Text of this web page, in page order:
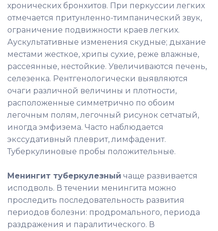
хронических бронхитов. При перкуссии легких
отмечается притунленно-тимпанический звук,
ограничение подвижности краев легких.
Аускультативные изменения скудные; дыхание
местами жесткое, хрипы сухие, реже влажные,
рассеянные, нестойкие. Увеличиваются печень,
селезенка. Рентгенологически выявляются
очаги различной величины и плотности,
расположенные симметрично по обоим
легочным полям, легочный рисунок сетчатый,
иногда эмфизема. Часто наблюдается
экссудативный плеврит, лимфаденит.
Туберкулиновые пробы положительные.
Менингит туберкулезный чаще развивается
исподволь. В течении менингита можно
проследить последовательность развития
периодов болезни: продромального, периода
раздражения и паралитического. В